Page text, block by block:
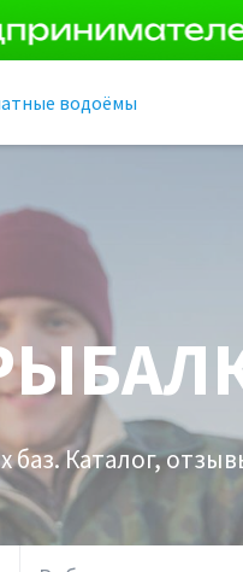
водоёмы
Каталог,